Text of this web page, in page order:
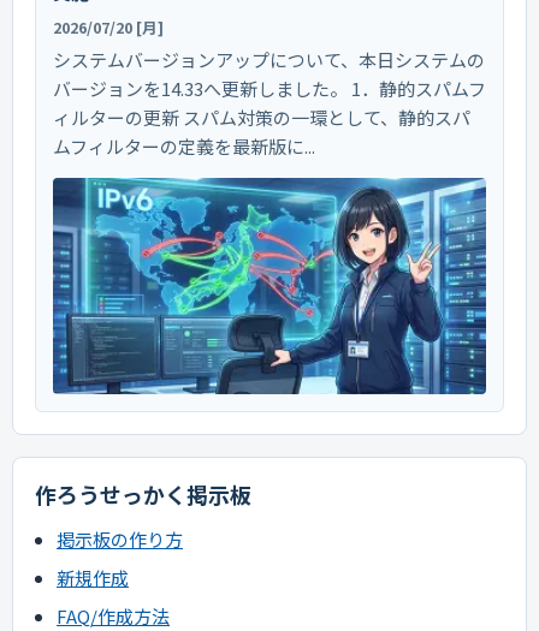
2026/07/20 [月]
システムバージョンアップについて、本日システムの
バージョンを14.33へ更新しました。 1．静的スパムフ
ィルターの更新 スパム対策の一環として、静的スパ
ムフィルターの定義を最新版に...
作ろうせっかく掲示板
掲示板の作り方
新規作成
FAQ/作成方法